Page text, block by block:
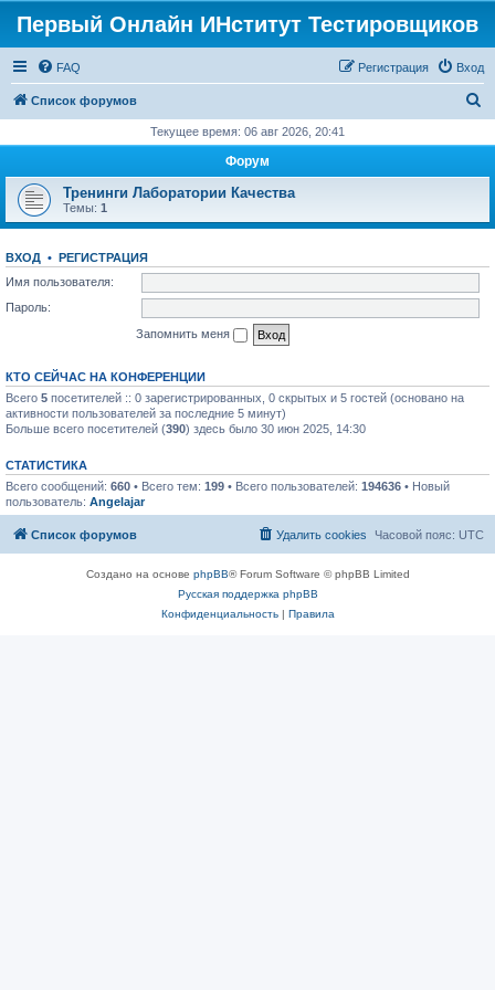
Первый Онлайн ИНститут Тестировщиков
FAQ Вход
Регистрация
Список форумов
с
Текущее время: 06 авг 2026, 20:41
Форум
Тренинги Лаборатории Качества
Темы: 1
ВХОД • РЕГИСТРАЦИЯ
Имя пользователя:
Пароль:
Запомнить меня
КТО СЕЙЧАС НА КОНФЕРЕНЦИИ
Всего 5 посетителей :: 0 зарегистрированных, 0 скрытых и 5 гостей (основано на
активности пользователей за последние 5 минут)
Больше всего посетителей (390) здесь было 30 июн 2025, 14:30
СТАТИСТИКА
Всего сообщений: 660 • Всего тем: 199 • Всего пользователей: 194636 • Новый
пользователь: Angelajar
Список форумов Часовой пояс: UTC
Удалить cookies
Создано на основе phpBB® Forum Software © phpBB Limited
Русская поддержка phpBB
Конфиденциальность| Правила